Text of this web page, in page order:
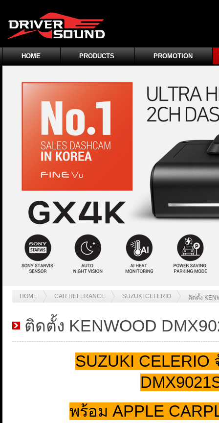
HOME PRODUCTS PROMOTION
HOME CAR REFERANCE SUZUKI CELERIO ติดตั้ง
ติดตั้ง KENWOOD
SUZUKI
พร้อม APPLE